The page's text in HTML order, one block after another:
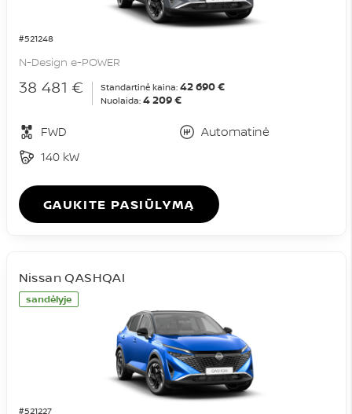
#521248
N-Design e-POWER
38 481 € Standartinė kaina: 42 690 €
Nuolaida: 4 209 €
FWD
Automatinė
140 kW
GAUKITE PASIŪLYMĄ
sandėlyje
#521227
Nissan QASHQAI